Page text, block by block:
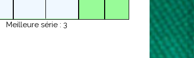
Meilleure série : 3